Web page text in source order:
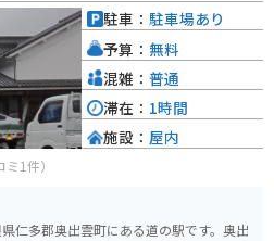
ミ1件）
仁多郡奥出雲町にある道の駅です。奥出
駐車： 駐車場あり
予算： 無料
混雑： 普通
滞在： 1時間
施設： 屋内